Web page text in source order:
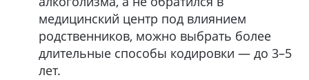
медицинский центр под влиянием
родственников, можно выбрать более
длительные способы кодировки — до 3–5
лет.